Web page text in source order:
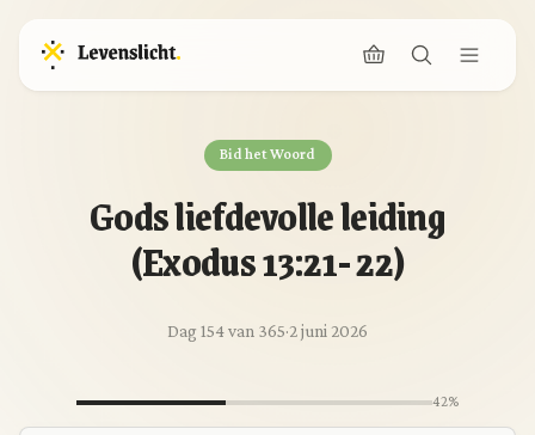
Bid het Woord
Gods liefdevolle leiding
(Exodus 13:21- 22)
Dag 154 van 365·2 juni 2026
42%